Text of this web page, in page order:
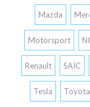
Mazda
Motorsport
Renault SAIC
Tesla Toyota